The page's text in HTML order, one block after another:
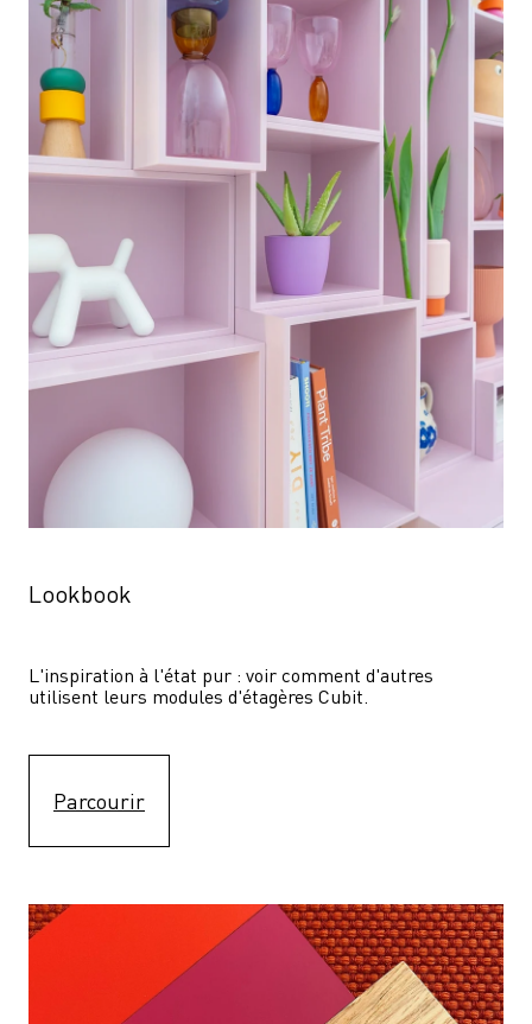
Lookbook
L'inspiration à l'état pur : voir comment d'autres
utilisent leurs modules d'étagères Cubit.
Parcourir